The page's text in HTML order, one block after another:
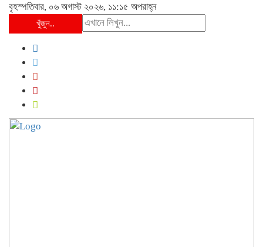
বৃহস্পতিবার, ০৬ অগাস্ট ২০২৬, ১১:১৫ অপরাহ্ন
খুঁজুন..